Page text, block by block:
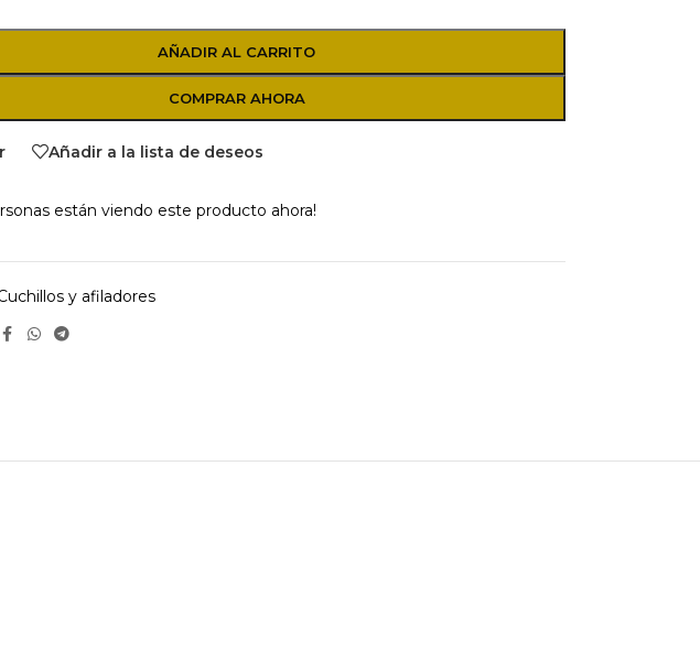
AÑADIR AL CARRITO
COMPRAR AHORA
Añadir a la lista de deseos
están viendo este producto ahora!
y afiladores